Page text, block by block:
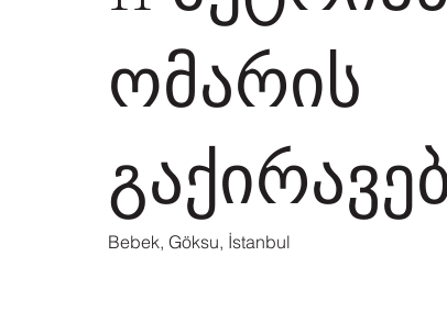
ომარის
Bebek, Göksu, İstanbul